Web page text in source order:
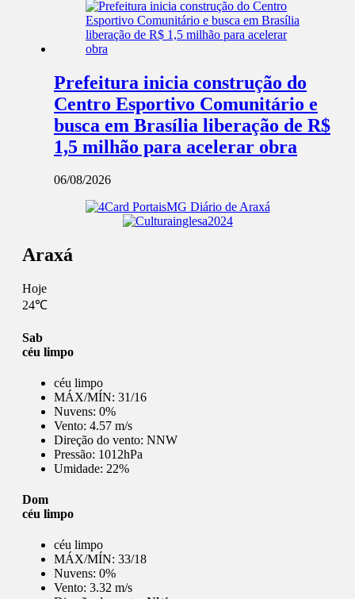
Prefeitura inicia construção do
Centro Esportivo Comunitário e
busca em Brasília liberação de R$
1,5 milhão para acelerar obra
06/08/2026
Araxá
Hoje
24℃
Sab
céu limpo
céu limpo
MÁX/MÍN: 31/16
Nuvens: 0%
Vento: 4.57 m/s
Direção do vento: NNW
Pressão: 1012hPa
Umidade: 22%
Dom
céu limpo
céu limpo
MÁX/MÍN: 33/18
Nuvens: 0%
Vento: 3.32 m/s